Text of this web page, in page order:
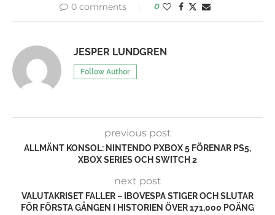
0 comments 0
JESPER LUNDGREN
Follow Author
previous post
ALLMÄNT KONSOL: NINTENDO PXBOX 5 FÖRENAR PS5,
XBOX SERIES OCH SWITCH 2
next post
VALUTAKRISET FALLER – IBOVESPA STIGER OCH SLUTAR
FÖR FÖRSTA GÅNGEN I HISTORIEN ÖVER 171,000 POÄNG